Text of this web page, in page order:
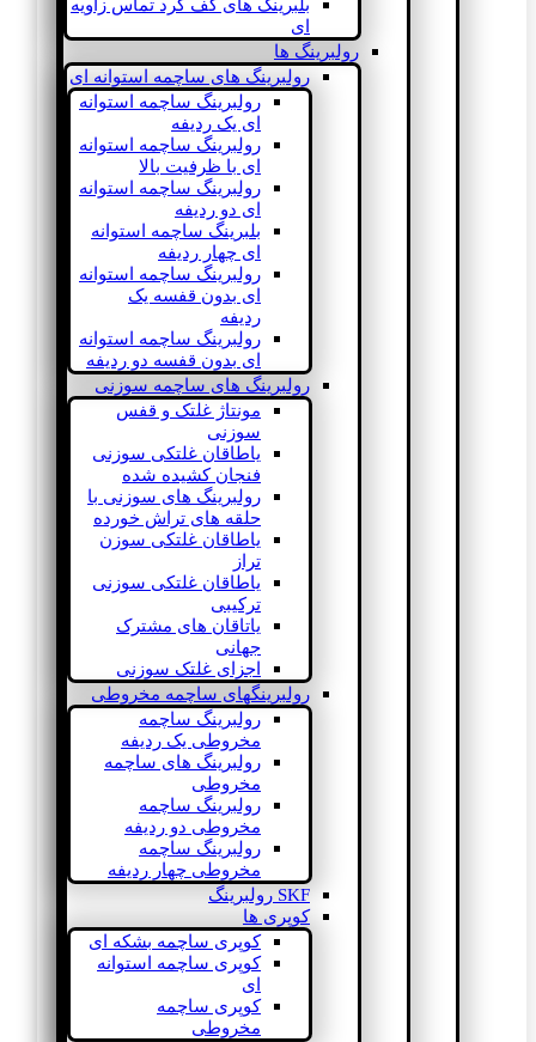
بلبرینگ های کف گرد تماس زاویه
ای
رولبرینگ ها
رولبرینگ های ساچمه استوانه ای
رولبرینگ ساچمه استوانه
ای یک ردیفه
رولبرینگ ساچمه استوانه
ای با ظرفیت بالا
رولبرینگ ساچمه استوانه
ای دو ردیفه
بلبرینگ ساچمه استوانه
ای چهار ردیفه
رولبرینگ ساچمه استوانه
ای بدون قفسه یک
ردیفه
رولبرینگ ساچمه استوانه
ای بدون قفسه دو ردیفه
رولبرینگ های ساچمه سوزنی
مونتاژ غلتک و قفس
سوزنی
یاطاقان غلتکی سوزنی
فنجان کشیده شده
رولبرینگ های سوزنی با
حلقه های تراش خورده
یاطاقان غلتکی سوزن
تراز
یاطاقان غلتکی سوزنی
ترکیبی
یاتاقان های مشترک
جهانی
اجزای غلتک سوزنی
رولبرینگهای ساچمه مخروطی
رولبرینگ ساچمه
مخروطی یک ردیفه
رولبرینگ های ساچمه
مخروطی
رولبرینگ ساچمه
مخروطی دو ردیفه
رولبرینگ ساچمه
مخروطی چهار ردیفه
SKF رولبرینگ
کوپری ها
کوپری ساچمه بشکه ای
کوپری ساچمه استوانه
ای
کوپری ساچمه
مخروطی